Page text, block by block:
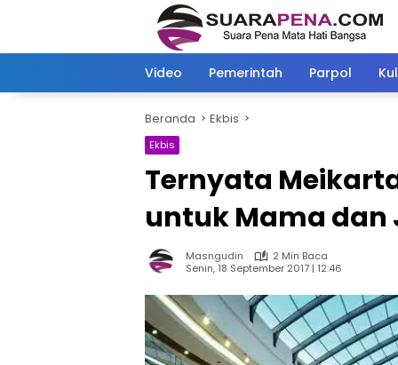
Video Pemerintah Parpol
Beranda Ekbis
Ekbis
Ternyata
untuk Mama dan
Masngudin
2 Min Baca
Senin, 18 September 2017 | 12:46